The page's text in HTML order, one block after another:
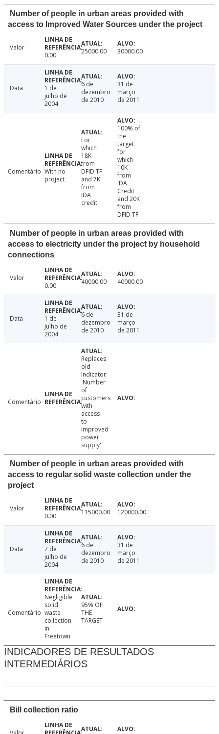
Number of people in urban areas provided with
access to Improved Water Sources under the project
Valor
0.00
25000.00 30000.00
Data
1 de
julho de
2004
6 de
dezembro
de 2010
31 de
março
de 2011
Comentário With no
project
For
which
18K
from
DFID TF
and 7K
from
IDA
credit
100% of
the
target
for
which
10K
from
IDA
Credit
and 20K
from
DFID TF
Number of people in urban areas provided with
access to electricity under the project by household
connections
Valor
0.00
40000.00 40000.00
Data
1 de
julho de
2004
6 de
dezembro
de 2010
31 de
março
de 2011
Comentário
Replaces
old
Indicator:
'Number
of
customers
with
access
to
improved
power
supply'
Number of people in urban areas provided with
access to regular solid waste collection under the
project
Valor
0.00
115000.00 120000.00
Data
7 de
julho de
2004
6 de
dezembro
de 2010
31 de
março
de 2011
Comentário
Negligible
solid
waste
collection
in
Freetown
95% OF
THE
TARGET
INDICADORES DE RESULTADOS
INTERMEDIÁRIOS
Bill collection ratio